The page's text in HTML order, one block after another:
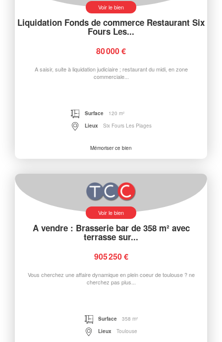
Voir le bien
Liquidation Fonds de commerce Restaurant Six
Fours Les...
80 000 €
A saisir, suite à liquidation judiciaire ; restaurant du midi, en zone
commerciale...
Surface
120 m²
Lieux
Six Fours Les Plages
Mémoriser ce bien
Voir le bien
A vendre : Brasserie bar de 358 m² avec
terrasse sur...
905 250 €
Vous cherchez une affaire dynamique en plein coeur de toulouse ? ne
cherchez pas plus...
Surface
358 m²
Lieux
Toulouse